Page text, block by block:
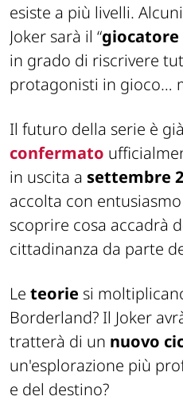
esiste a più livelli.
Joker sarà il “giocatore
in grado di riscrivere
protagonisti in gioco…
Il futuro della serie è
confermato
in uscita a settembre
accolta con
scoprire cosa accadrà
cittadinanza da parte
Le teorie si
Borderland? Il Joker
tratterà di un nuovo
un'esplorazione più
e del destino?